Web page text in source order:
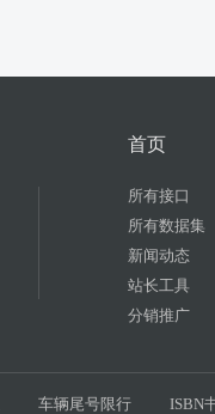
首页
所有接口
所有数据集
新闻动态
站长工具
分销推广
车辆尾号限行 ISBN